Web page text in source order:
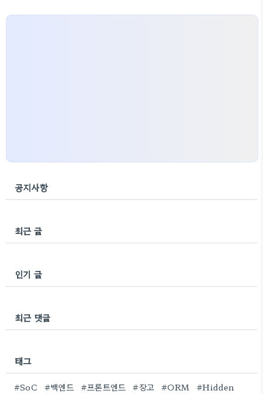
공지사항
최근 글
인기 글
최근 댓글
태그
#SoC #백엔드 #프론트엔드 #장고 #ORM #Hidden